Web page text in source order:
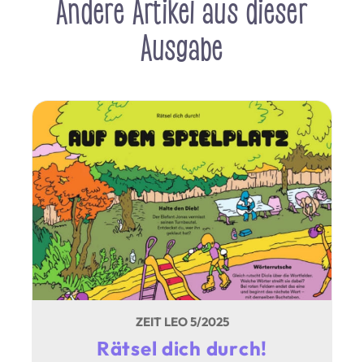
Andere Artikel aus dieser
Ausgabe
ZEIT LEO 5/2025
Rätsel dich durch!